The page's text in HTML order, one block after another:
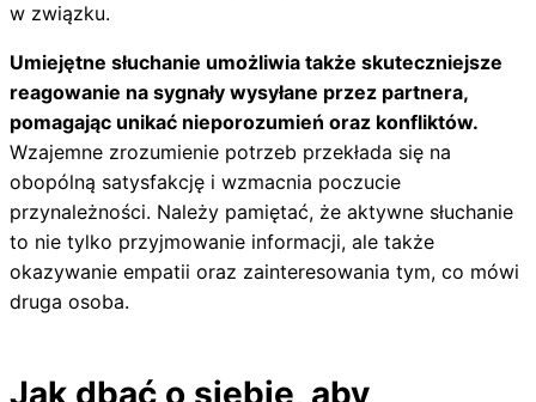
w związku.
Umiejętne słuchanie umożliwia także skuteczniejsze
reagowanie na sygnały wysyłane przez partnera,
pomagając unikać nieporozumień oraz konfliktów.
Wzajemne zrozumienie potrzeb przekłada się na
obopólną satysfakcję i wzmacnia poczucie
przynależności. Należy pamiętać, że aktywne słuchanie
to nie tylko przyjmowanie informacji, ale także
okazywanie empatii oraz zainteresowania tym, co mówi
druga osoba.
Jak dbać o siebie, aby